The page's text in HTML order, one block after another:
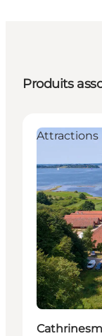
Produits
Attractions